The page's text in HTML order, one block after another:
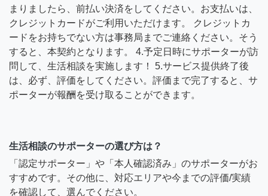
まりましたら、前払い決済をしてください。お支払いは、
クレジットカードがご利用いただけます。 クレジットカ
ードをお持ちでない方は事務局までご連絡ください。そう
すると、本契約となります。 4.予定日時にサポーターが訪
問して、生活相談を実施します！ 5.サービス提供終了後
は、必ず、評価をしてください。評価まで完了すると、サ
ポーターが報酬を受け取ることができます。
生活相談のサポーターの選び方は？
「認定サポーター」や「本人確認済み」のサポーターがお
すすめです。その他に、対応エリアや今までの評価/実績
を確認して、選んでください。